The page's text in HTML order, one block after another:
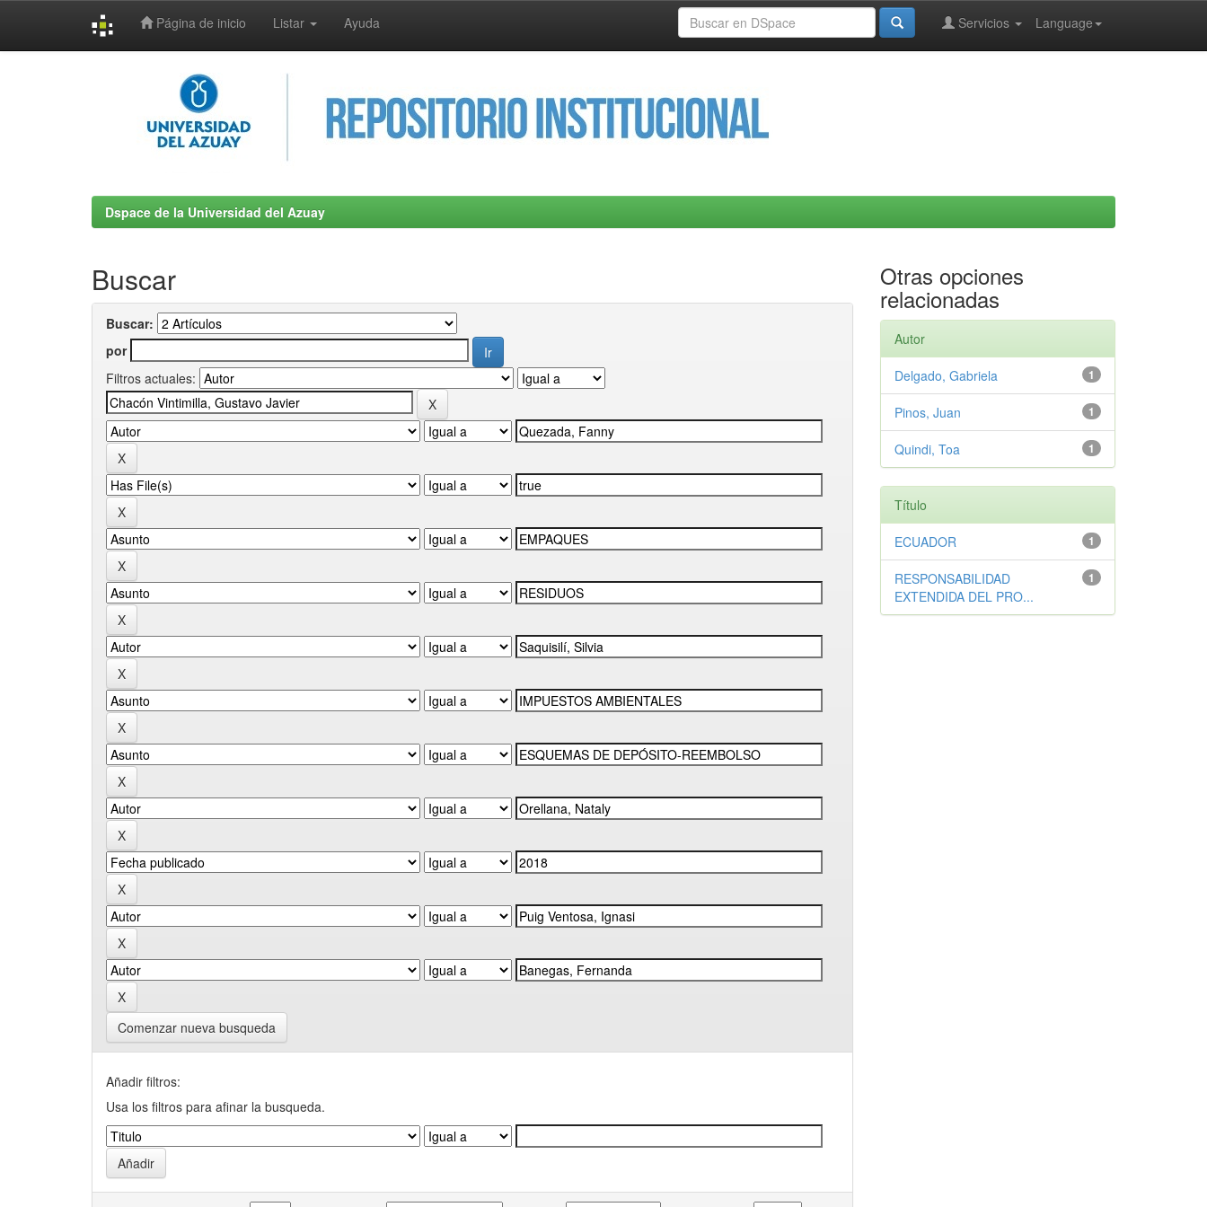
Página de inicio Listar Ayuda Language
Servicios
Dspace de la Universidad del Azuay
Buscar
Buscar:
por
Filtros actuales:
Comenzar nueva busqueda
Añadir filtros:
Usa los filtros para afinar la busqueda.
Otras opciones
relacionadas
Autor
1
Delgado, Gabriela
1
Pinos, Juan
1
Quindi, Toa
Título
1
ECUADOR
1
RESPONSABILIDAD
EXTENDIDA DEL PRO...